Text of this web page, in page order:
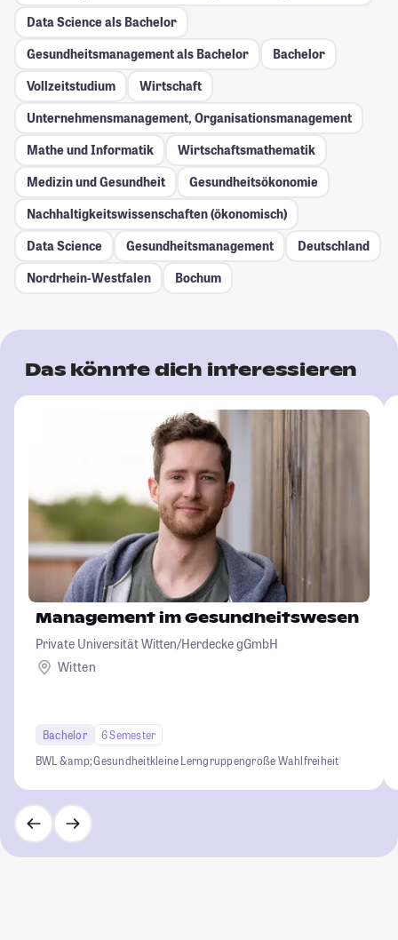
Data Science als Bachelor
Gesundheitsmanagement als Bachelor
Bachelor
Vollzeitstudium
Wirtschaft
Unternehmensmanagement, Organisationsmanagement
Mathe und Informatik
Wirtschaftsmathematik
Medizin und Gesundheit
Gesundheitsökonomie
Nachhaltigkeitswissenschaften (ökonomisch)
Data Science
Gesundheitsmanagement
Deutschland
Nordrhein-Westfalen
Bochum
Das könnte dich interessieren
Management im Gesundheitswesen
Private Universität Witten/Herdecke gGmbH
Witten
Bachelor
6 Semester
BWL &amp; Gesundheitkleine Lerngruppengroße Wahlfreiheit